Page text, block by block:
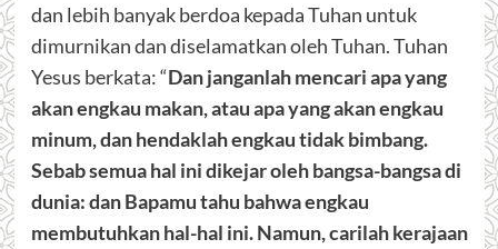
dan lebih banyak berdoa kepada Tuhan untuk
dimurnikan dan diselamatkan oleh Tuhan. Tuhan
Yesus berkata: “Dan janganlah mencari apa yang
akan engkau makan, atau apa yang akan engkau
minum, dan hendaklah engkau tidak bimbang.
Sebab semua hal ini dikejar oleh bangsa-bangsa di
dunia: dan Bapamu tahu bahwa engkau
membutuhkan hal-hal ini. Namun, carilah kerajaan